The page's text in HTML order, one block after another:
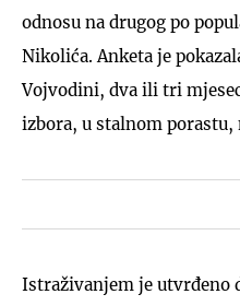
odnosu na drugog po
Nikolića. Anketa je
Vojvodini, dva ili tri
izbora, u stalnom
Istraživanjem je utvrđeno